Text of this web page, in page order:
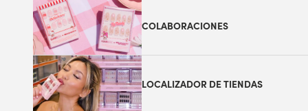
COLABORACIONES
LOCALIZADOR DE TIENDAS